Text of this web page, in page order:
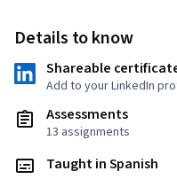
Details to know
Shareable
Add to your LinkedIn
Assessments
13 assignments
Taught in Spanish